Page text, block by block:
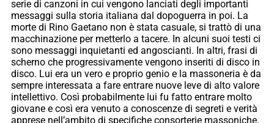
serie di canzoni in cui vengono lanciati degli importanti
messaggi sulla storia italiana dal dopoguerra in poi. La
morte di Rino Gaetano non è stata casuale, si trattò di una
macchinazione per metterlo a tacere. In alcuni suoi testi ci
sono messaggi inquietanti ed angoscianti. In altri, frasi di
scherno che progressivamente vengono inseriti di disco in
disco. Lui era un vero e proprio genio e la massoneria è da
sempre interessata a fare entrare nuove leve di alto valore
intellettivo. Così probabilmente lui fu fatto entrare molto
giovane e così era venuto a conoscenze di segreti e verità
apprese nell’ambito di specifiche consorterie massoniche.